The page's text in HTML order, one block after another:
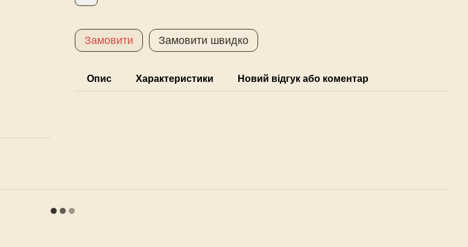
Замовити Замовити швидко
Опис Характеристики Новий відгук або коментар